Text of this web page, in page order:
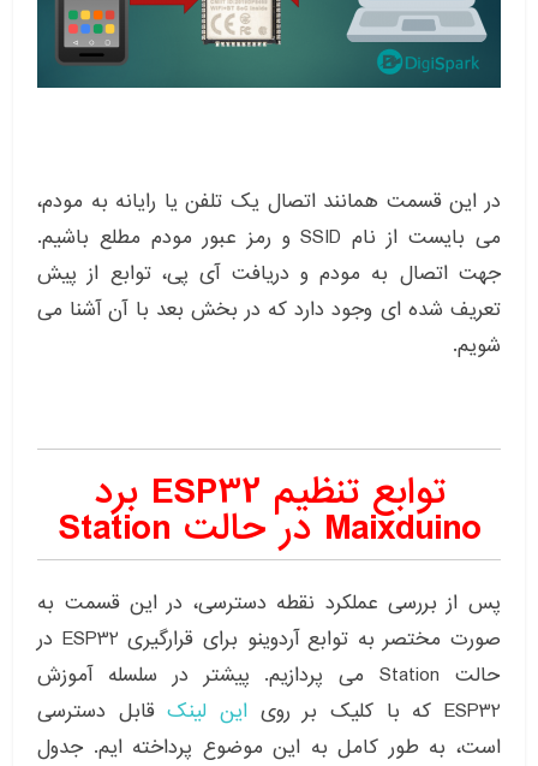
در این قسمت همانند اتصال یک تلفن یا رایانه به مودم،
می بایست از نام SSID و رمز عبور مودم مطلع باشیم.
جهت اتصال به مودم و دریافت آی پی، توابع از پیش
تعریف شده ای وجود دارد که در بخش بعد با آن آشنا می
شویم.
توابع تنظیم ESP32 برد
Maixduino در حالت Station
پس از بررسی عملکرد نقطه دسترسی، در این قسمت به
صورت مختصر به توابع آردوینو برای قرارگیری ESP32 در
حالت Station می پردازیم. پیشتر در سلسله آموزش
ESP32 که با کلیک بر روی
این لینکقابل دسترسی
است، به طور کامل به این موضوع پرداخته ایم. جدول